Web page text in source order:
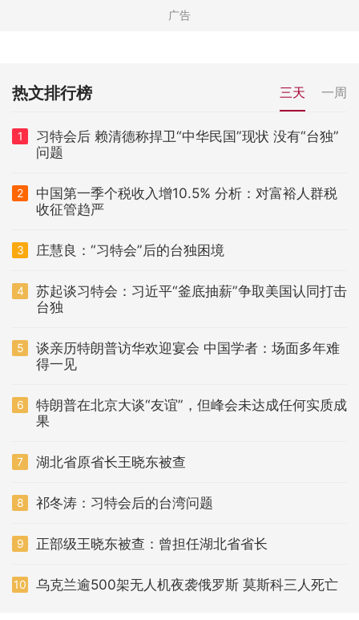
热文排行榜 三天 一周
1
习特会后 赖清德称捍卫“中华民国”现状 没有“台独”
问题
2
中国第一季个税收入增10.5% 分析：对富裕人群税
收征管趋严
3 庄慧良：“习特会”后的台独困境
4
苏起谈习特会：习近平“釜底抽薪”争取美国认同打击
台独
5
谈亲历特朗普访华欢迎宴会 中国学者：场面多年难
得一见
6
特朗普在北京大谈“友谊”，但峰会未达成任何实质成
果
7 湖北省原省长王晓东被查
8 祁冬涛：习特会后的台湾问题
9 正部级王晓东被查：曾担任湖北省省长
10 乌克兰逾500架无人机夜袭俄罗斯 莫斯科三人死亡